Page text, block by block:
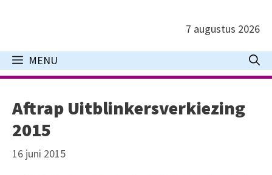
inhoud
7 augustus 2026
MENU
Aftrap Uitblinkersverkiezing
2015
16 juni 2015